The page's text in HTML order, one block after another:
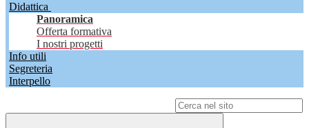
Didattica
Panoramica
Offerta formativa
I nostri progetti
Info utili
Segreteria
Interpello